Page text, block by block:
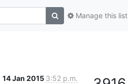
Manage this list
14 Jan 2015 3:52 p.m.